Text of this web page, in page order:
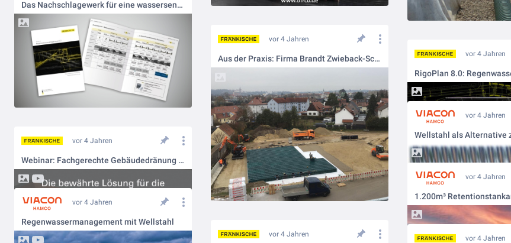
Das Nachschlagewerk für eine wassersensible Stadtplanung - holen Sie sich das Handbuch Regenwassermanagement
vor 4 Jahren
Aus der Praxis: Firma Brandt Zwieback-Schokoladen: Update für das Regenwassermanagement
vor 4 Jahren
vor 4 Jahren
vor 4 Jahren
Webinar: Fachgerechte Gebäudedränung nach DIN 4095
vor 4 Jahren
vor 4 Jahren
Regenwassermanagement mit Wellstahl
vor 4 Jahren vor 4 Jahren